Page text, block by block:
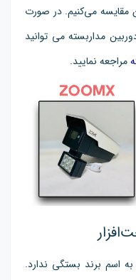
مقایسه می‌کنیم. در صورت
مداربسته می توانید
مراجعه نمایید.
اسم برند بستگی ندارد.